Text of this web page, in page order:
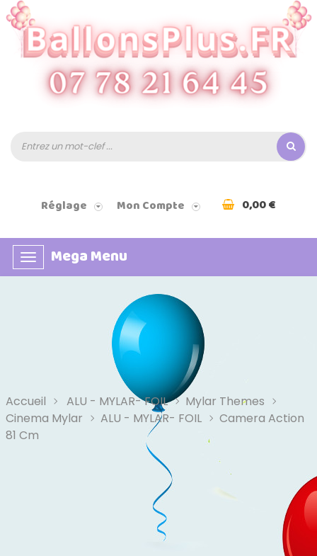
Réglage Mon Compte 0,00 €
Basculer
la
Mega Menu
Accueil ALU - MYLAR- FOIL
Mylar Themes
Cinema Mylar
ALU - MYLAR- FOIL
Camera Action
81 Cm